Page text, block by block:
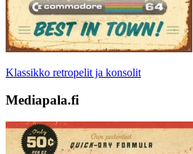
Klassikko retropelit ja konsolit
Mediapala.fi